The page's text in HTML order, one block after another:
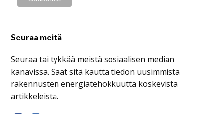
Seuraa meitä
Seuraa tai tykkää meistä sosiaalisen median
kanavissa. Saat sitä kautta tiedon uusimmista
rakennusten energiatehokkuutta koskevista
artikkeleista.